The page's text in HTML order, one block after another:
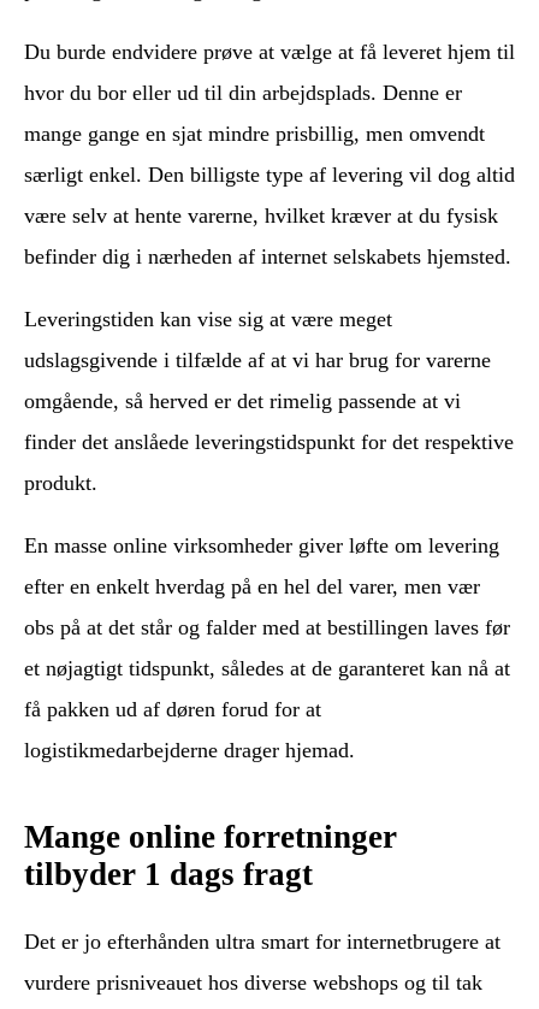
Du burde endvidere prøve at vælge at få leveret hjem til
hvor du bor eller ud til din arbejdsplads. Denne er
mange gange en sjat mindre prisbillig, men omvendt
særligt enkel. Den billigste type af levering vil dog altid
være selv at hente varerne, hvilket kræver at du fysisk
befinder dig i nærheden af internet selskabets hjemsted.
Leveringstiden kan vise sig at være meget
udslagsgivende i tilfælde af at vi har brug for varerne
omgående, så herved er det rimelig passende at vi
finder det anslåede leveringstidspunkt for det respektive
produkt.
En masse online virksomheder giver løfte om levering
efter en enkelt hverdag på en hel del varer, men vær
obs på at det står og falder med at bestillingen laves før
et nøjagtigt tidspunkt, således at de garanteret kan nå at
få pakken ud af døren forud for at
logistikmedarbejderne drager hjemad.
Mange online forretninger
tilbyder 1 dags fragt
Det er jo efterhånden ultra smart for internetbrugere at
vurdere prisniveauet hos diverse webshops og til tak